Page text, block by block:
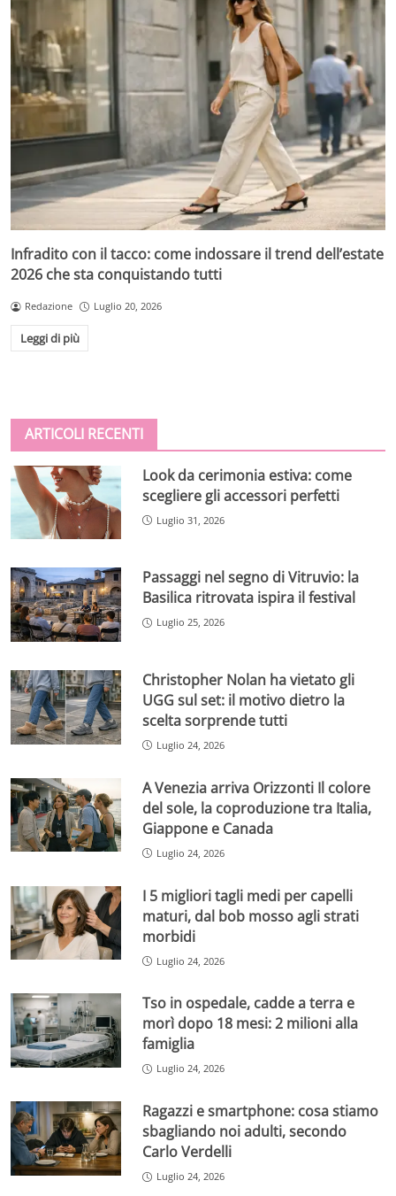
Infradito con il tacco: come indossare il trend dell’estate
2026 che sta conquistando tutti
Redazione Luglio 20, 2026
Leggi di più
ARTICOLI RECENTI
Look da cerimonia estiva: come
scegliere gli accessori perfetti
Luglio 31, 2026
Passaggi nel segno di Vitruvio: la
Basilica ritrovata ispira il festival
Luglio 25, 2026
Christopher Nolan ha vietato gli
UGG sul set: il motivo dietro la
scelta sorprende tutti
Luglio 24, 2026
A Venezia arriva Orizzonti Il colore
del sole, la coproduzione tra Italia,
Giappone e Canada
Luglio 24, 2026
I 5 migliori tagli medi per capelli
maturi, dal bob mosso agli strati
morbidi
Luglio 24, 2026
Tso in ospedale, cadde a terra e
morì dopo 18 mesi: 2 milioni alla
famiglia
Luglio 24, 2026
Ragazzi e smartphone: cosa stiamo
sbagliando noi adulti, secondo
Carlo Verdelli
Luglio 24, 2026